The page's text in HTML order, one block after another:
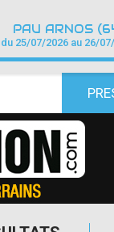
PAU ARNOS
du 25/07/2026 au 26/